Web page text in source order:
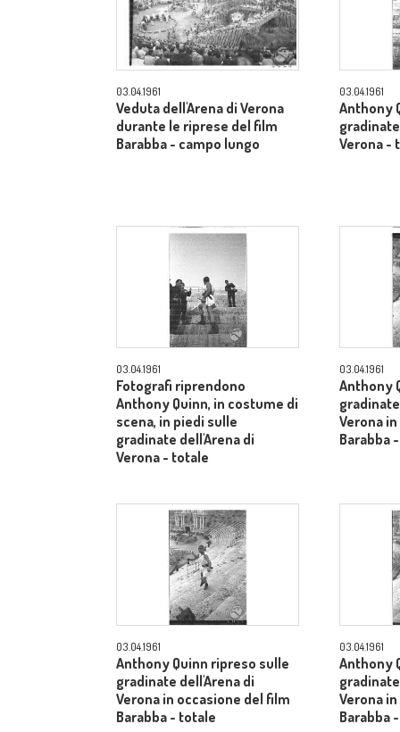
03.04.1961
Veduta dell'Arena di Verona
durante le riprese del film
Barabba - campo lungo
03.04.1961
Anthony
Verona -
03.04.1961
Fotografi riprendono
Anthony Quinn, in costume di
scena, in piedi sulle
gradinate dell'Arena di
Verona - totale
03.04.1961
Anthony
Verona
Barabba
03.04.1961
Anthony Quinn ripreso sulle
gradinate dell'Arena di
Verona in occasione del film
Barabba - totale
03.04.1961
Anthony
Verona
Barabba